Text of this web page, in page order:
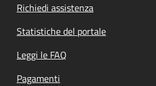
Richiedi assistenza
Statistiche del portale
Leggi le FAQ
Pagamenti